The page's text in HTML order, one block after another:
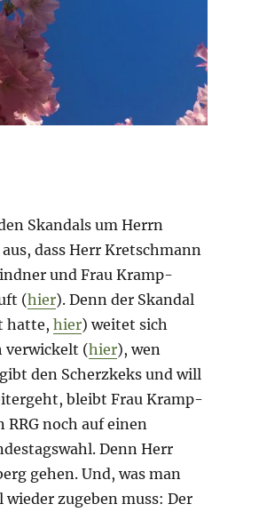
Skandals um Herrn
dass Herr Kretschmann
und Frau Kramp-
(hier). Denn der Skandal
hatte, hier) weitet sich
verwickelt (hier), wen
den Scherzkeks und will
bleibt Frau Kramp-
noch auf einen
Denn Herr
gehen. Und, was man
zugeben muss: Der